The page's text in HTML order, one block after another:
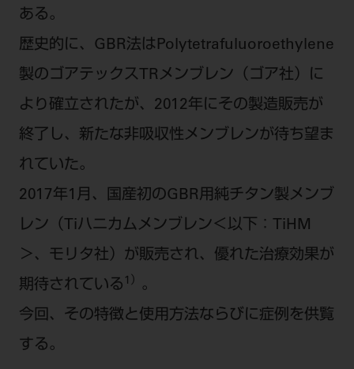
ある。
歴史的に、GBR法はPolytetrafuluoroethylene
製のゴアテックスTRメンブレン（ゴア社）に
より確立されたが、2012年にその製造販売が
終了し、新たな非吸収性メンブレンが待ち望ま
れていた。
2017年1月、国産初のGBR用純チタン製メンブ
レン（Tiハニカムメンブレン＜以下：TiHM
＞、モリタ社）が販売され、優れた治療効果が
期待されている 1）
。
今回、その特徴と使用方法ならびに症例を供覧
する。
ビバリーくんの歯科イラスト素材集
モリタカレンダー
広島
福岡
メール
メールでのお問い合わせはこちら
電 話 /0800-222-8020（無料）
FAX / 0800-222-6480（無料）
IP電話・ひかり電話は繋がらない場合がありま
す。
暇、年末年始を除く）
歯科医療従事者専用窓口となります。
ディーラー様におかれましては、モリタ各担当営